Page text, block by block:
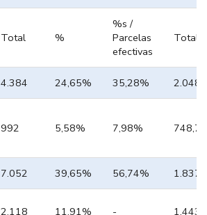
Total %
%s /
Parcelas
efectivas
Total
4.384 24,65% 35,28%
992 5,58% 7,98% 748,73
7.052 39,65% 56,74%
2.118 11,91% -